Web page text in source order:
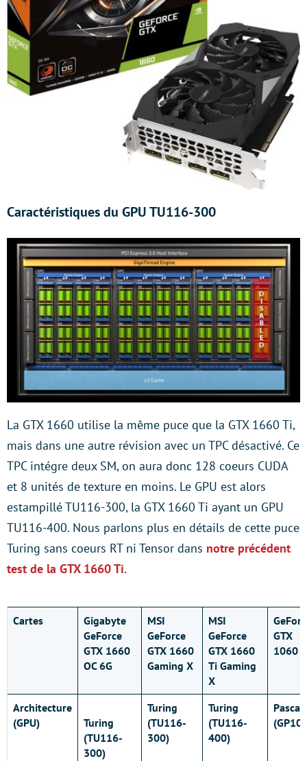
Caractéristiques du GPU TU116-300
La GTX 1660 utilise la même puce que la GTX 1660 Ti,
mais dans une autre révision avec un TPC désactivé. Ce
TPC intégre deux SM, on aura donc 128 coeurs CUDA
et 8 unités de texture en moins. Le GPU est alors
estampillé TU116-300, la GTX 1660 Ti ayant un GPU
TU116-400. Nous parlons plus en détails de cette puce
Turing sans coeurs RT ni Tensor dans notre précédent
test de la GTX 1660 Ti.
Cartes
Gigabyte
GeForce
GTX 1660
OC 6G
MSI
GeForce
GTX 1660
Gaming X
MSI
GeForce
GTX 1660
Ti Gaming
X
GTX
1060
Architecture
(GPU)
Turing
(TU116-
300)
Turing
(TU116-
300)
Turing
(TU116-
400)
Pascal